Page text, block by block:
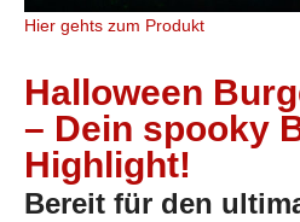
Hier gehts zum Produkt
Halloween
– Dein spooky
Highlight!
Bereit für den